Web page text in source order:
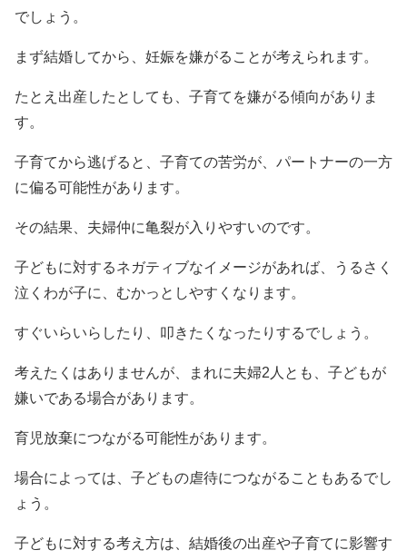
でしょう。
まず結婚してから、妊娠を嫌がることが考えられます。
たとえ出産したとしても、子育てを嫌がる傾向がありま
す。
子育てから逃げると、子育ての苦労が、パートナーの一方
に偏る可能性があります。
その結果、夫婦仲に亀裂が入りやすいのです。
子どもに対するネガティブなイメージがあれば、うるさく
泣くわが子に、むかっとしやすくなります。
すぐいらいらしたり、叩きたくなったりするでしょう。
考えたくはありませんが、まれに夫婦2人とも、子どもが
嫌いである場合があります。
育児放棄につながる可能性があります。
場合によっては、子どもの虐待につながることもあるでし
ょう。
子どもに対する考え方は、結婚後の出産や子育てに影響す